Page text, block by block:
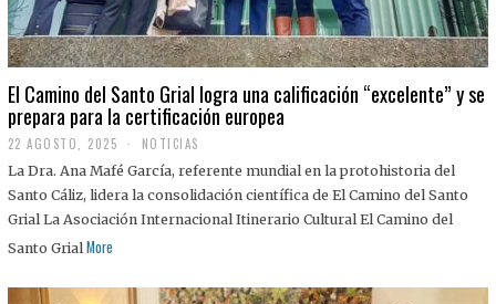
El Camino del Santo Grial logra una calificación “excelente” y se
prepara para la certificación europea
22 AGOSTO, 2025
2
A
G
O
S
2
NOTICIAS
La Dra. Ana Mafé García, referente mundial en la protohistoria del
Santo Cáliz, lidera la consolidación científica de El Camino del Santo
Grial La Asociación Internacional Itinerario Cultural El Camino del
Santo Grial More